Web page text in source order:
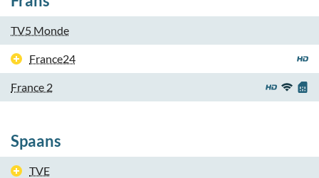
TV5 Monde
France24
France 2
Spaans
TVE